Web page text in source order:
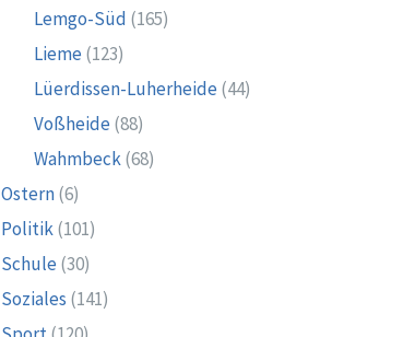
Lemgo-Süd (165)
Lieme (123)
Lüerdissen-Luherheide (44)
Voßheide (88)
Wahmbeck(68)
Ostern(6)
Politik(101)
Schule (30)
Soziales (141)